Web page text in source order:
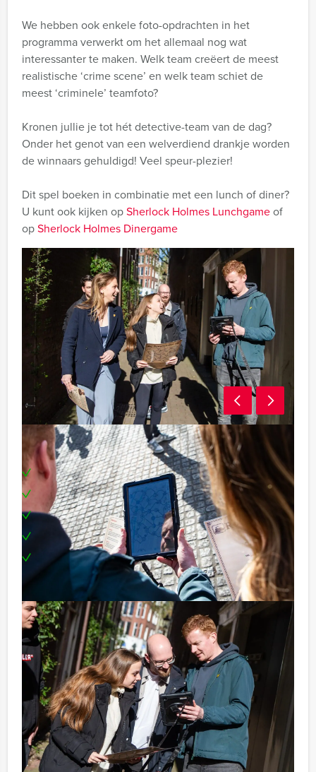
We hebben ook enkele foto-opdrachten in het
programma verwerkt om het allemaal nog wat
interessanter te maken. Welk team creëert de meest
realistische ‘crime scene’ en welk team schiet de
meest ‘criminele’ teamfoto?
Kronen jullie je tot hét detective-team van de dag?
Onder het genot van een welverdiend drankje worden
de winnaars gehuldigd! Veel speur-plezier!
Dit spel boeken in combinatie met een lunch of diner?
U kunt ook kijken opSherlock Holmes Lunchgameof
opSherlock Holmes Dinergame
Inclusief:
Een tablet per team
Enthousiaste begeleiding
Een drankje
Een prijs voor het winnende team
Te boeken op uw gewenste dag en tijdstip!
Uiteraard is dit uitje uitstekend te combineren met een
heerlijke lunch vooraf of een uitgebreid diner na
afloop. U kunt dit spel ook combineren met andere
spelevenementen. Informeer naar de mogelijkheden!
Reserveren voor kleine groepen
Komt u niet aan het minimale aantal deelnemers voor
dit bedrijfsuitje? Als u bereid bent voor het minimale
aantal te betalen, kunt u ook gewoon voor minder
personen boeken!